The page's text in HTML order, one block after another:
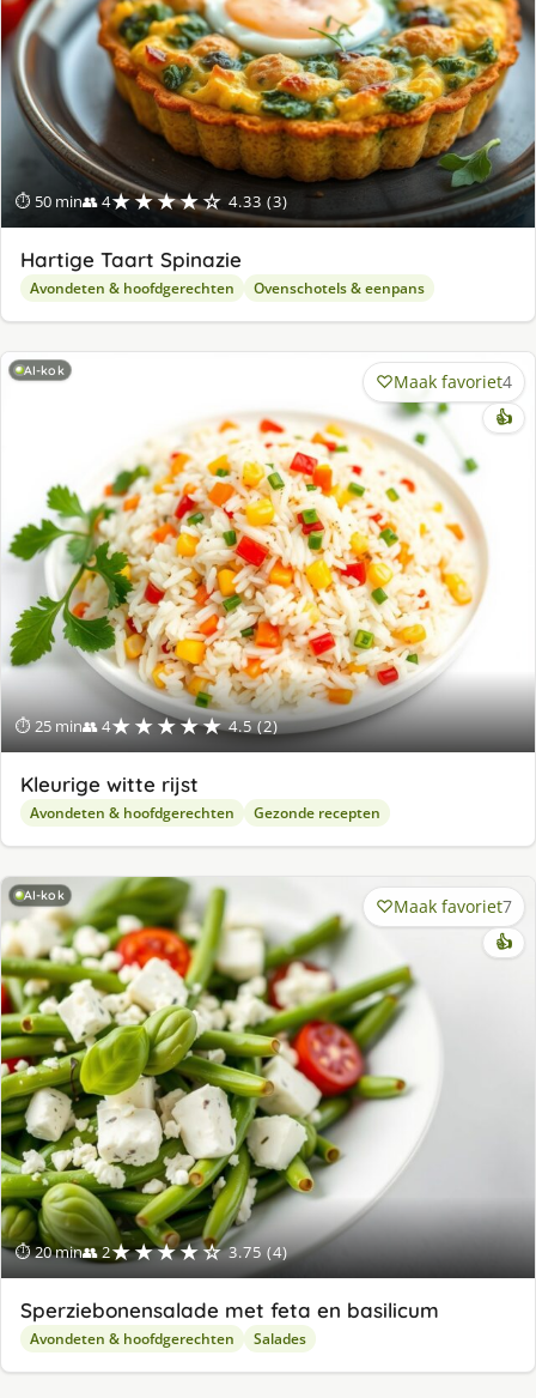
⏱ 50 min👥 4★★★★☆ 4.33 (3)
Hartige Taart Spinazie
Avondeten & hoofdgerechten Ovenschotels & eenpans
AI-kok
⏱ 25 min👥 4★★★★★ 4.5 (2)
Maak favoriet4
👍
Kleurige witte rijst
Avondeten & hoofdgerechten Gezonde recepten
AI-kok
⏱ 20 min👥 2★★★★☆ 3.75 (4)
Maak favoriet7
👍
Sperziebonensalade met feta en basilicum
Avondeten & hoofdgerechten Salades